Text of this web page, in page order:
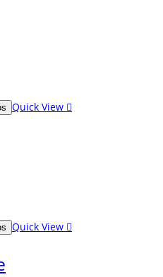
Quick View
Quick View